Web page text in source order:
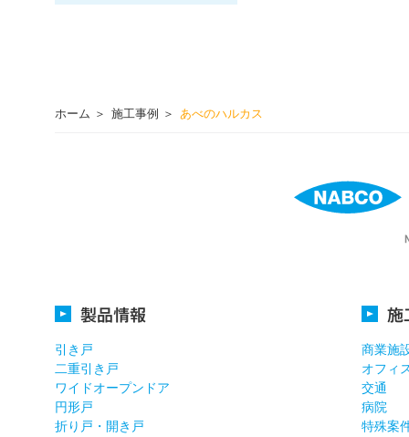
ホーム 施工事例 あべのハルカス
製品情報
引き戸
二重引き戸
ワイドオープンドア
円形戸
折り戸・開き戸
施
商業施
オフィ
交通
病院
特殊案